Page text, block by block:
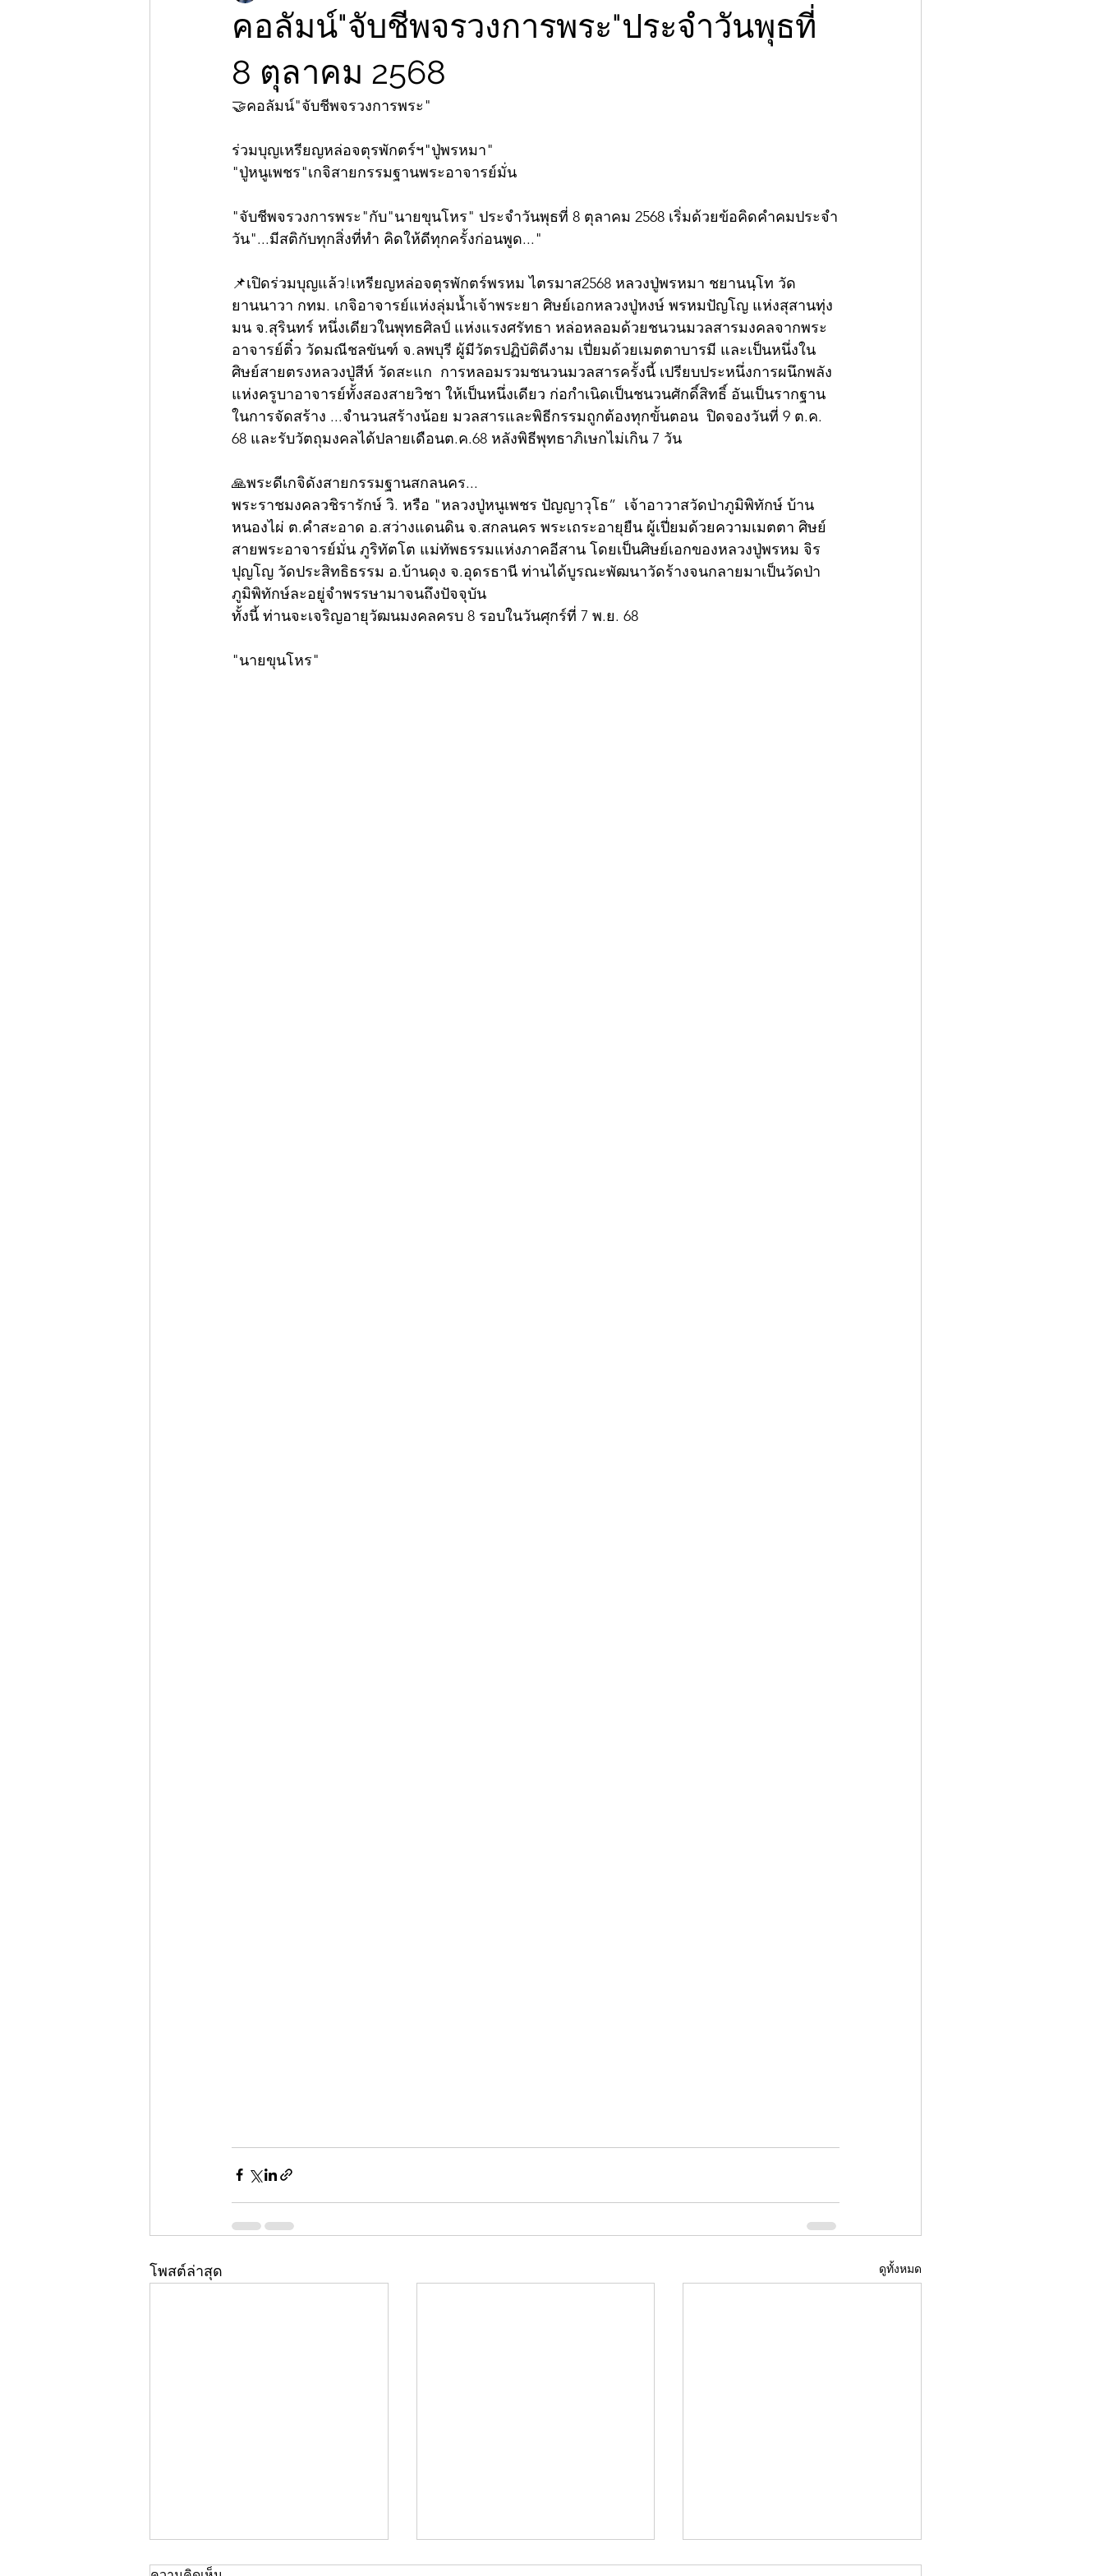
คอลัมน์"จับชีพจรวงการพระ"ประจำวันพุธที่
8 ตุลาคม 2568
🤝คอลัมน์"จับชีพจรวงการพระ"
ร่วมบุญเหรียญหล่อจตุรพักตร์ฯ"ปู่พรหมา"
"ปู่หนูเพชร"เกจิสายกรรมฐานพระอาจารย์มั่น
"จับชีพจรวงการพระ"กับ"นายขุนโหร" ประจำวันพุธที่ 8 ตุลาคม 2568 เริ่มด้วยข้อคิดคำคมประจำ
วัน"...มีสติกับทุกสิ่งที่ทำ คิดให้ดีทุกครั้งก่อนพูด..."
📌เปิดร่วมบุญแล้ว!เหรียญหล่อจตุรพักตร์พรหม ไตรมาส2568 หลวงปู่พรหมา ชยานนฺโท วัด
ยานนาวา กทม. เกจิอาจารย์แห่งลุ่มน้ำเจ้าพระยา ศิษย์เอกหลวงปู่หงษ์ พรหมปัญโญ แห่งสุสานทุ่ง
มน จ.สุรินทร์ หนึ่งเดียวในพุทธศิลป์ แห่งแรงศรัทธา หล่อหลอมด้วยชนวนมวลสารมงคลจากพระ
อาจารย์ติ๋ว วัดมณีชลขันฑ์ จ.ลพบุรี ผู้มีวัตรปฏิบัติดีงาม เปี่ยมด้วยเมตตาบารมี และเป็นหนึ่งใน
ศิษย์สายตรงหลวงปู่สีห์ วัดสะแก  การหลอมรวมชนวนมวลสารครั้งนี้ เปรียบประหนึ่งการผนึกพลัง
แห่งครูบาอาจารย์ทั้งสองสายวิชา ให้เป็นหนึ่งเดียว ก่อกำเนิดเป็นชนวนศักดิ์สิทธิ์ อันเป็นรากฐาน
ในการจัดสร้าง ...จำนวนสร้างน้อย มวลสารและพิธีกรรมถูกต้องทุกขั้นตอน  ปิดจองวันที่ 9 ต.ค.
68 และรับวัตถุมงคลได้ปลายเดือนต.ค.68 หลังพิธีพุทธาภิเษกไม่เกิน 7 วัน
🙏พระดีเกจิดังสายกรรมฐานสกลนคร...
พระราชมงคลวชิรารักษ์​ วิ. หรือ "หลวงปู่หนูเพชร ปัญญาวุโธ”  เจ้าอาวาสวัดป่าภูมิพิทักษ์ บ้าน
หนองไผ่ ต.คำสะอาด อ.สว่างแดนดิน จ.สกลนคร พระเถระอายุยืน ผู้เปี่ยมด้วยความเมตตา ศิษย์
สายพระอาจารย์มั่น ภูริทัตโต แม่ทัพธรรมแห่งภาคอีสาน โดยเป็นศิษย์เอกของหลวงปู่พรหม จิร
ปุญโญ วัดประสิทธิธรรม อ.บ้านดุง จ.อุดรธานี ท่านได้บูรณะพัฒนาวัดร้างจนกลายมาเป็นวัดป่า
ภูมิพิทักษ์ละอยู่จำพรรษามาจนถึงปัจจุบัน
ทั้งนี้ ท่านจะเจริญอายุวัฒนมงคลครบ 8 รอบในวันศุกร์ที่ 7 พ.ย. 68
"นายขุนโหร"
โพสต์ล่าสุด ดูทั้งหมด